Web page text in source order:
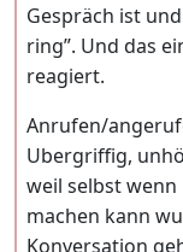
Gespräch ist
ring”. Und das
reagiert.
Anrufen/
Ubergriffig,
weil selbst
machen kann
Konversation